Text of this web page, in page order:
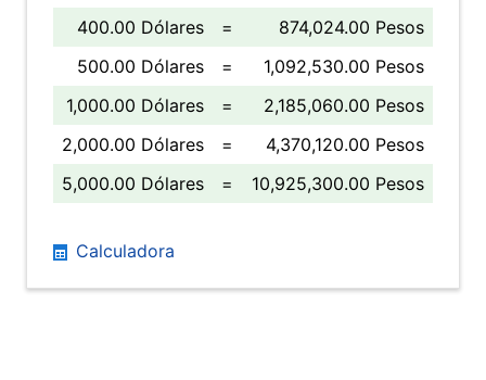
400.00 Dólares
=
874,024.00 Pesos
500.00 Dólares
=
1,092,530.00 Pesos
1,000.00 Dólares
=
2,185,060.00 Pesos
2,000.00 Dólares
=
4,370,120.00 Pesos
5,000.00 Dólares
= 10,925,300.00 Pesos
Calculadora